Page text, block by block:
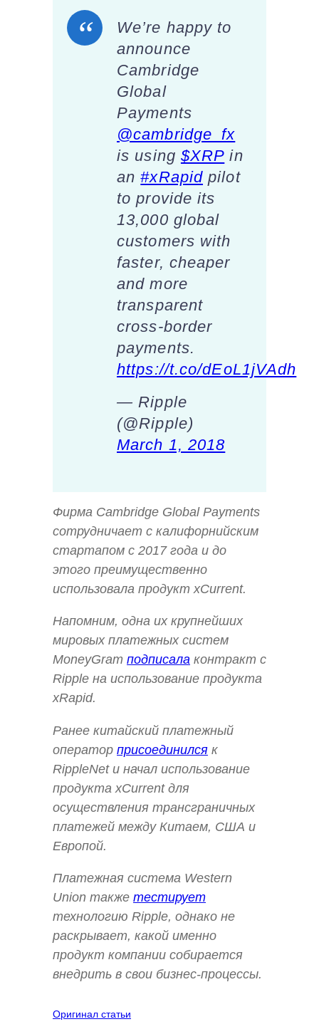
We’re happy to
announce
Cambridge
Global
Payments
@cambridge_fx
is using $XRP in
an#xRapid pilot
to provide its
13,000 global
customers with
faster, cheaper
and more
transparent
cross-border
payments.
https://t.co/dEoL1jVAdh
— Ripple
(@Ripple)
March 1, 2018
Фирма Cambridge Global Payments
сотрудничает с калифорнийским
стартапом с 2017 года и до
этого преимущественно
использовала продукт xCurrent.
Напомним, одна их крупнейших
мировых платежных систем
MoneyGram подписала контракт с
Ripple на использование продукта
xRapid.
Ранее китайский платежный
оператор присоединился к
RippleNet и начал использование
продукта xCurrent для
осуществления трансграничных
платежей между Китаем, США и
Европой.
Платежная система Western
Union также тестирует
технологию Ripple, однако не
раскрывает, какой именно
продукт компании собирается
внедрить в свои бизнес-процессы.
Оригинал статьи